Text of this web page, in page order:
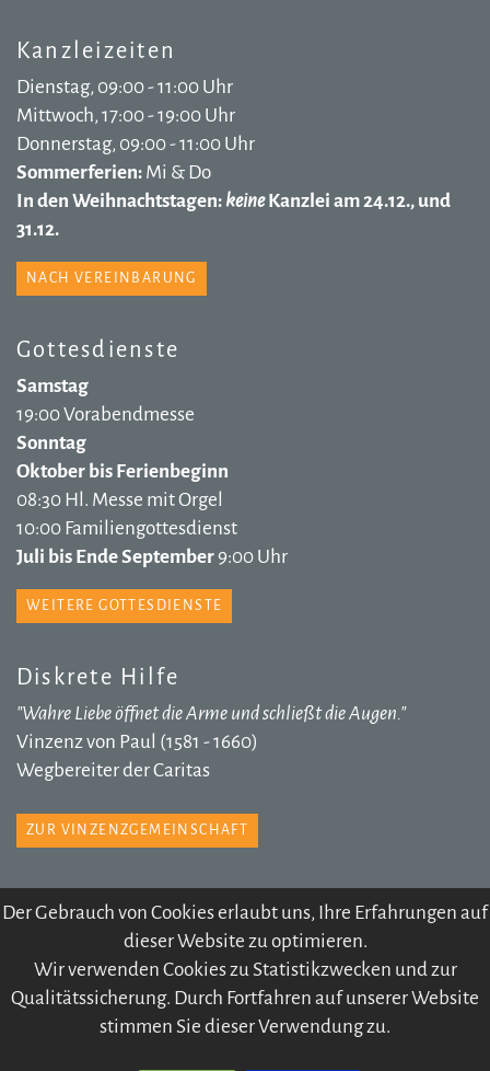
Der Gebrauch von Cookies erlaubt uns, Ihre Erfahrungen auf
dieser Website zu optimieren.
Wir verwenden Cookies zu Statistikzwecken und zur
Qualitätssicherung. Durch Fortfahren auf unserer Website
stimmen Sie dieser Verwendung zu.
Kanzleizeiten
Dienstag, 09:00 - 11:00 Uhr
Mittwoch, 17:00 - 19:00 Uhr
Donnerstag, 09:00 - 11:00 Uhr
Sommerferien: Mi & Do
In den Weihnachtstagen: keineKanzlei am 24.12., und
31.12.
NACH VEREINBARUNG
Gottesdienste
Samstag
19:00 Vorabendmesse
Sonntag
Oktober bis Ferienbeginn
08:30 Hl. Messe mit Orgel
10:00 Familiengottesdienst
Juli bis Ende September 9:00 Uhr
WEITERE GOTTESDIENSTE
Diskrete Hilfe
"Wahre Liebe öffnet die Arme und schließt die Augen."
Vinzenz von Paul (1581 - 1660)
Wegbereiter der Caritas
ZUR VINZENZGEMEINSCHAFT
© 2026 Pfarre Völs
IMPRESSUM SITEMAP DATENSCHUTZ
KONTODATEN ARCHIV